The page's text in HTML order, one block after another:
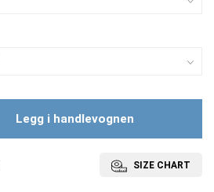
Legg i handlevognen
SIZE CHART